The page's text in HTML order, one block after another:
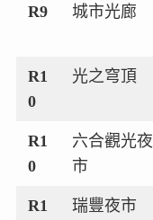
R9 城市光廊
R1
0
光之穹頂
R1
0
六合觀光夜
市
R1
瑞豐夜市